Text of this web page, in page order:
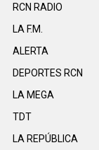
RCN RADIO
LA F.M.
ALERTA
DEPORTES RCN
LA MEGA
TDT
LA REPÚBLICA